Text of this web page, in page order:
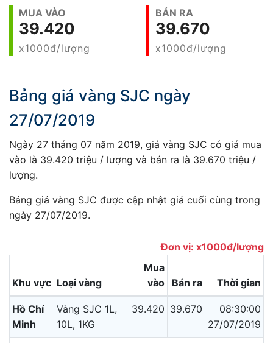
MUA VÀO
39.420
x1000đ/lượng
BÁN RA
39.670
x1000đ/lượng
Bảng giá vàng SJC ngày
27/07/2019
Ngày 27 tháng 07 năm 2019, giá vàng SJC có giá mua
vào là 39.420 triệu / lượng và bán ra là 39.670 triệu /
lượng.
Bảng giá vàng SJC được cập nhật giá cuối cùng trong
ngày 27/07/2019.
Đơn vị: x1000đ/lượng
Khu vực Loại vàng
Mua
vào
Bán ra Thời gian
Hồ Chí
Minh
Vàng SJC 1L,
10L, 1KG
39.420 39.670
08:30:00
27/07/2019